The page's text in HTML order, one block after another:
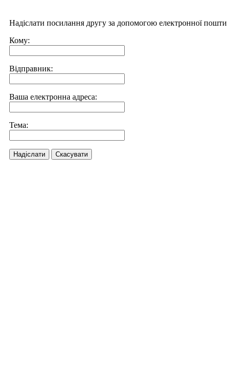
Надіслати посилання другу за допомогою електронної пошти
Кому:
Відправник:
Ваша електронна адреса:
Тема:
Надіслати Скасувати